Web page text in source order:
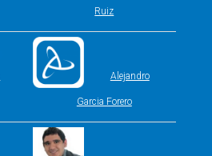
Ruiz
Alejandro
Garcia Forero